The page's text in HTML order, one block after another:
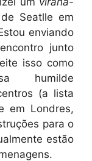
Seatlle em
enviando
junto
isso como
humilde
(a lista
em Londres,
para o
estão